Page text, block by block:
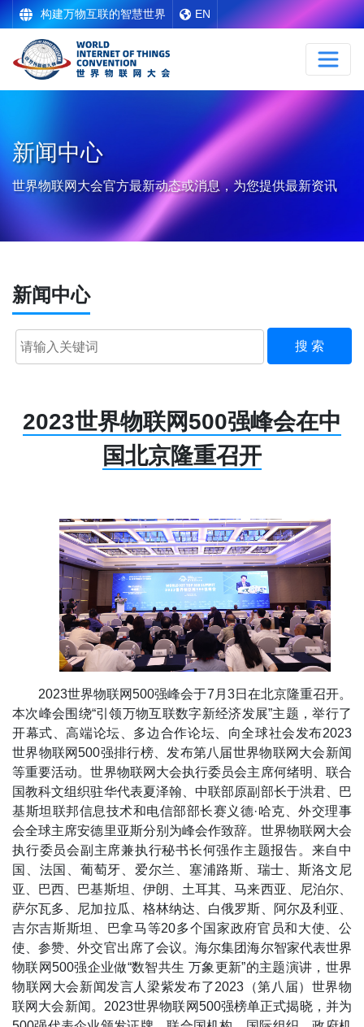
构建万物互联的智慧世界 EN
新闻中心
世界物联网大会官方最新动态或消息，为您提供最新资讯
新闻中心
搜 索
2023世界物联网500强峰会在中
国北京隆重召开
2023世界物联网500强峰会于7月3日在北京隆重召开。
本次峰会围绕“引领万物互联数字新经济发展”主题，举行了
开幕式、高端论坛、多边合作论坛、向全球社会发布2023
世界物联网500强排行榜、发布第八届世界物联网大会新闻
等重要活动。世界物联网大会执行委员会主席何绪明、联合
国教科文组织驻华代表夏泽翰、中联部原副部长于洪君、巴
基斯坦联邦信息技术和电信部部长赛义德·哈克、外交理事
会全球主席安德里亚斯分别为峰会作致辞。世界物联网大会
执行委员会副主席兼执行秘书长何强作主题报告。来自中
国、法国、葡萄牙、爱尔兰、塞浦路斯、瑞士、斯洛文尼
亚、巴西、巴基斯坦、伊朗、土耳其、马来西亚、尼泊尔、
萨尔瓦多、尼加拉瓜、格林纳达、白俄罗斯、阿尔及利亚、
吉尔吉斯斯坦、巴拿马等20多个国家政府官员和大使、公
使、参赞、外交官出席了会议。海尔集团海尔智家代表世界
物联网500强企业做“数智共生 万象更新”的主题演讲，世界
物联网大会新闻发言人梁紫发布了2023（第八届）世界物
联网大会新闻。2023世界物联网500强榜单正式揭晓，并为